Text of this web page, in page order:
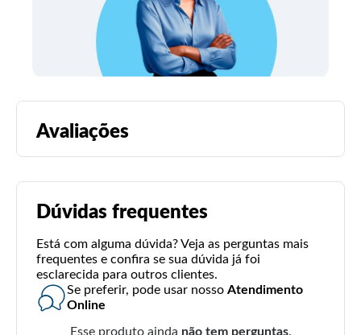
Avaliações
Dúvidas frequentes
Está com alguma dúvida? Veja as perguntas mais
frequentes e confira se sua dúvida já foi
esclarecida para outros clientes.
Se preferir, pode usar nosso Atendimento
Online
Esse produto ainda não tem perguntas.